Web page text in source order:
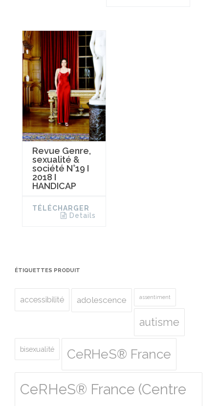
Revue Genre,
sexualité &
société N°19 I
2018 I
HANDICAP
TÉLÉCHARGER
Details
ÉTIQUETTES PRODUIT
accessibilité adolescence assentiment
autisme
bisexualité CeRHeS® France
CeRHeS® France (Centre